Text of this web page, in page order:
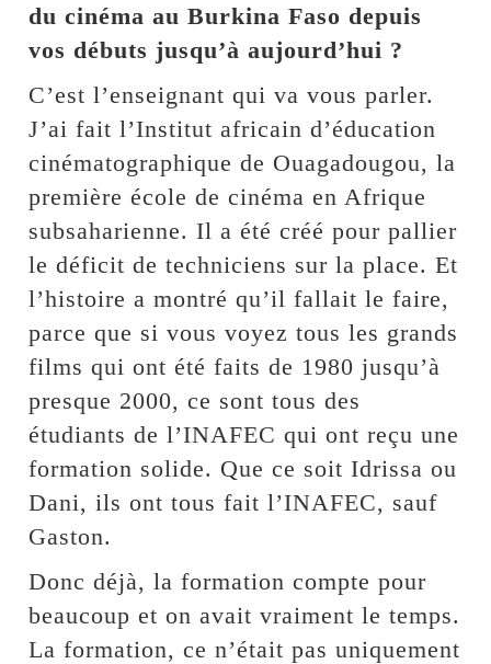
du cinéma au Burkina Faso depuis
vos débuts jusqu’à aujourd’hui ?
C’est l’enseignant qui va vous parler.
J’ai fait l’Institut africain d’éducation
cinématographique de Ouagadougou, la
première école de cinéma en Afrique
subsaharienne. Il a été créé pour pallier
le déficit de techniciens sur la place. Et
l’histoire a montré qu’il fallait le faire,
parce que si vous voyez tous les grands
films qui ont été faits de 1980 jusqu’à
presque 2000, ce sont tous des
étudiants de l’INAFEC qui ont reçu une
formation solide. Que ce soit Idrissa ou
Dani, ils ont tous fait l’INAFEC, sauf
Gaston.
Donc déjà, la formation compte pour
beaucoup et on avait vraiment le temps.
La formation, ce n’était pas uniquement